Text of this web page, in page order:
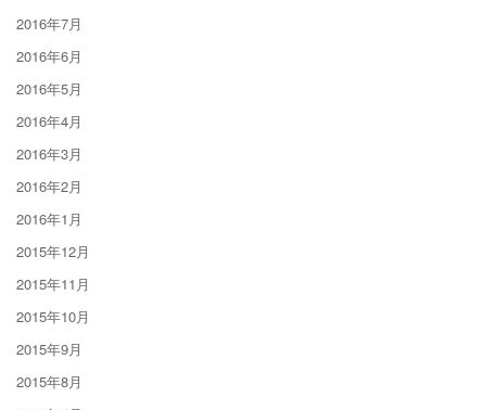
2016年7月
2016年6月
2016年5月
2016年4月
2016年3月
2016年2月
2016年1月
2015年12月
2015年11月
2015年10月
2015年9月
2015年8月